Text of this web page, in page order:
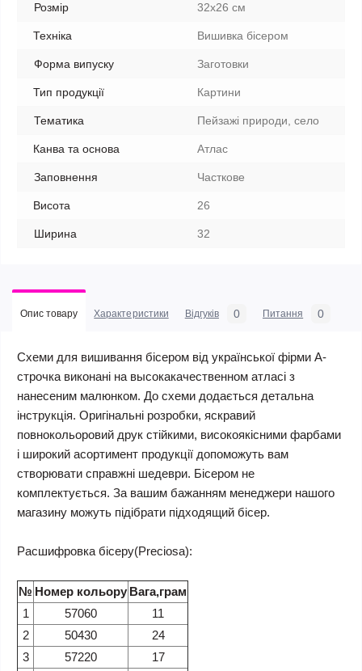
Розмір 32х26 см
Техніка Вишивка бісером
Форма випуску Заготовки
Тип продукції Картини
Тематика Пейзажі природи, село
Канва та основа Атлас
Заповнення Часткове
Висота 26
Ширина 32
Опис товару Характеристики Відгуків 0 Питання 0
Схеми для вишивання бісером від української фірми А-
строчка виконані на высокакачественном атласі з
нанесеним малюнком. До схеми додається детальна
інструкція. Оригінальні розробки, яскравий
повнокольоровий друк стійкими, високоякісними фарбами
і широкий асортимент продукції допоможуть вам
створювати справжні шедеври. Бісером не
комплектується. За вашим бажанням менеджери нашого
магазину можуть підібрати підходящий бісер.
Расшифровка бісеру(Preciosa):
№ Номер кольору Вага,грам
1
57060
11
2
50430
24
3
57220
17